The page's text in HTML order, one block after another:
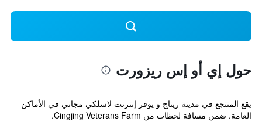
حول إي أو إس ريزورت
يقع المنتجع في مدينة ريناج و يوفر إنترنت لاسلكي مجاني في الأماكن
العامة. ضمن مسافة لحظات من Cingjing Veterans Farm.